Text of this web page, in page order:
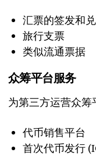
汇票的签发和
旅行支票
类似流通票据
众筹平台服务
为第三方运营众筹
代币销售平台
首次代币发行